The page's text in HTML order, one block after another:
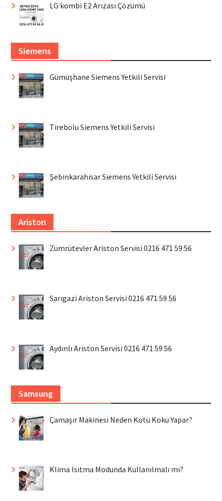
LG kombi E2 Arızası Çözümü
Siemens
Gümüşhane Siemens Yetkili Servisi
Tirebolu Siemens Yetkili Servisi
Şebinkarahisar Siemens Yetkili Servisi
Ariston
Zümrütevler Ariston Servisi 0216 471 59 56
Sarıgazi Ariston Servisi 0216 471 59 56
Aydınlı Ariston Servisi 0216 471 59 56
Samsung
Çamaşır Makinesi Neden Kötü Koku Yapar?
Klima Isıtma Modunda Kullanılmalı mı?